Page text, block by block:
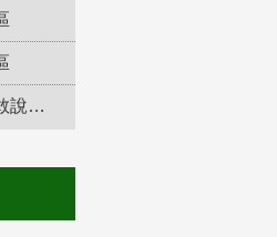
防制校園霸凌，勇敢說出來！